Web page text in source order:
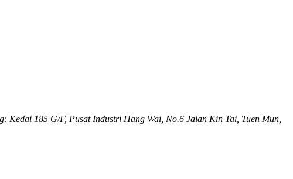
Kedai 185 G/F, Pusat Industri Hang Wai, No.6 Jalan Kin Tai, Tuen Mun,